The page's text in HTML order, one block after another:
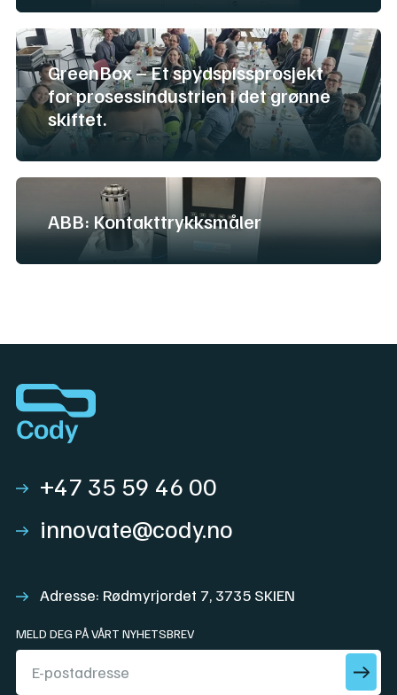
GreenBox – Et spydspissprosjekt
for prosessindustrien i det grønne
skiftet.
ABB: Kontakttrykksmåler
+47 35 59 46 00
innovate@cody.no
Adresse: Rødmyrjordet 7, 3735 SKIEN
MELD DEG PÅ VÅRT NYHETSBREV